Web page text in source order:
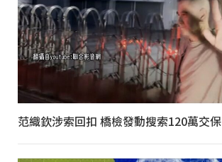
范織欽涉索回扣 橋檢發動搜索120萬交保